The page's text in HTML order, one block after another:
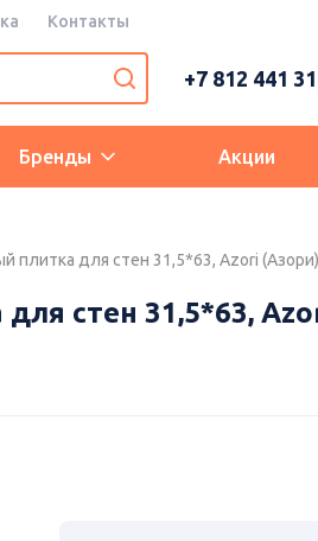
Контакты
+7 812 441
Бренды Акции
плитка для стен 31,5*63, Azori (Азори)
стен 31,5*63,